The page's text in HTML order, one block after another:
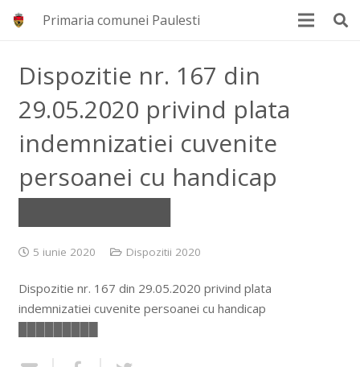
Primaria comunei Paulesti
Dispozitie nr. 167 din
29.05.2020 privind plata
indemnizatiei cuvenite
persoanei cu handicap
5 iunie 2020 Dispozitii 2020
Dispozitie nr. 167 din 29.05.2020 privind plata
indemnizatiei cuvenite persoanei cu handicap